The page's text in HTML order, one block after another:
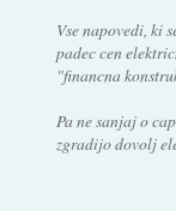
Vse napovedi, ki
padec cen
"financna
Pa ne sanjaj o
zgradijo dovolj